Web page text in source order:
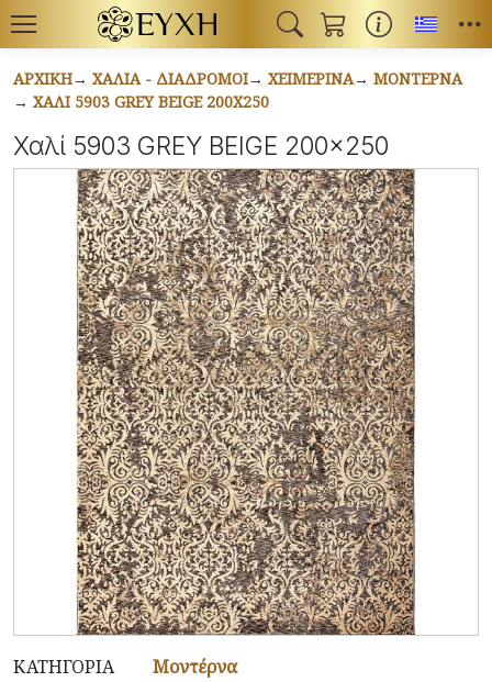
ΑΡΧΙΚΉ ΧΑΛΙΆ - ΔΙΆΔΡΟΜΟΙ ΧΕΙΜΕΡΙΝΆ
ΜΟΝΤΈΡΝΑ
ΧΑΛΊ 5903 GREY BEIGE 200X250
Χαλί 5903 GREY BEIGE 200x250
ΚΑΤΗΓΟΡΊΑ
Μοντέρνα